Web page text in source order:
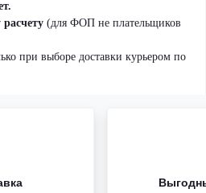
(для ФОП не плательщиков
при выборе доставки курьером по